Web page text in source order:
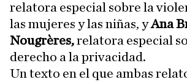
relatora especial sobre la
las mujeres y las niñas, yAna
Nougrères,relatora especial
derecho a la privacidad.
Un texto en el que ambas